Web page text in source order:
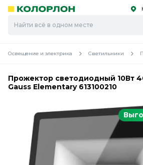
Скоро
Скоро
Освещение и электрика Светильники
Прожектор светодиодный 10Вт
Gauss Elementary 613100210